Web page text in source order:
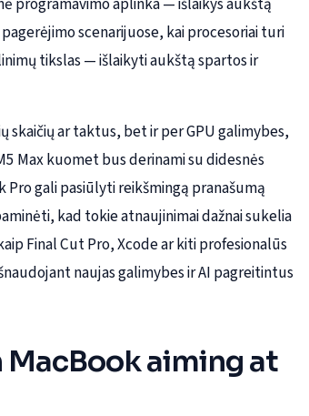
scenarijuose, kai procesoriai turi
tikslas — išlaikyti aukštą spartos ir
skaičių ar taktus, bet ir per GPU galimybes,
Max kuomet bus derinami su didesnės
Pro gali pasiūlyti reikšmingą pranašumą
kad tokie atnaujinimai dažnai sukelia
Final Cut Pro, Xcode ar kiti profesionalūs
naujas galimybes ir AI pagreitintus
aiming at